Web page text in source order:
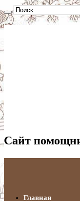
Сайт
Главная